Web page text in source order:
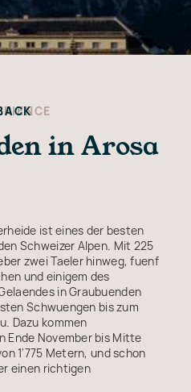
in Arosa
ist eines der besten
Schweizer Alpen. Mit 225
zwei Taeler hinweg, fuenf
und einigem des
in Graubuenden
Schwuengen bis zum
Dazu kommen
Ende November bis Mitte
1'775 Metern, und schon
einen richtigen